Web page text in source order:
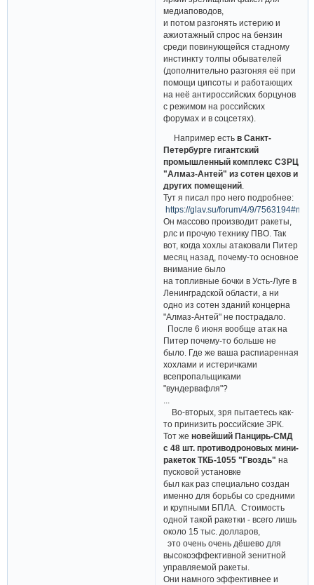
медиаповодов,
и потом разгонять истерию и
ажиотажный спрос на бензин
среди повинующейся стадному
инстинкту толпы обывателей
(дополнительно разгоняя её при
помощи ципсоты и работающих
на неё антироссийских борцунов
с режимом на российских
форумах и в соцсетях).
Например естьв Санкт-
Петербурге гигантский
промышленный комплекс СЗРЦ
"Алмаз-Антей" из сотен цехов и
других помещений
Тут я писал про него подробнее:
https://glav.su/forum/4/9/
Он массово производит ракеты,
рлс и прочую технику ПВО. Так
вот, когда хохлы атаковали Питер
месяц назад, почему-то основное
внимание было
на топливные бочки в Усть-Луге в
Ленинградской области, а ни
одно из сотен зданий концерна
"Алмаз-Антей" не пострадало.
После 6 июня вообще атак на
Питер почему-то больше не
было. Где же ваша распиаренная
хохлами и истеричками
всепропальщиками
"вундервафля"?
Во-вторых, зря пытаетесь как-
то принизить российские ЗРК.
Тот же новейший Панцирь-СМД
с 48 шт. противодроновых мини-
ракеток ТКБ-1055 "Гвоздь"на
пусковой установке
был как раз специально создан
именно для борьбы со средними
и крупными БПЛА. Стоимость
одной такой ракетки - всего лишь
около 15 тыс. долларов,
это очень очень дёшево для
высокоэффективной зенитной
управляемой ракеты.
Они намного эффективнее и